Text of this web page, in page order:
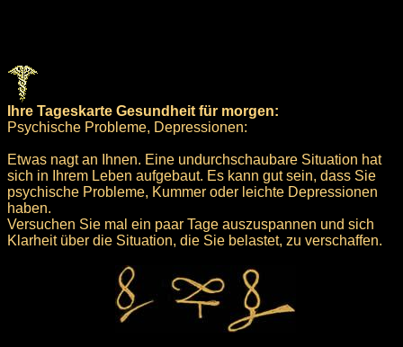
Ihre Tageskarte Gesundheit für morgen:
Psychische Probleme, Depressionen:
Etwas nagt an Ihnen. Eine undurchschaubare Situation hat
sich in Ihrem Leben aufgebaut. Es kann gut sein, dass Sie
psychische Probleme, Kummer oder leichte Depressionen
haben.
Versuchen Sie mal ein paar Tage auszuspannen und sich
Klarheit über die Situation, die Sie belastet, zu verschaffen.